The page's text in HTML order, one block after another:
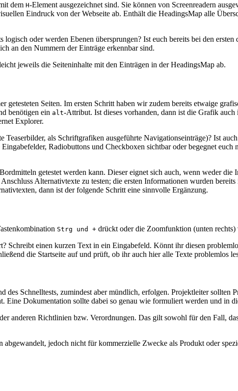
dem H-Element ausgezeichnet sind. Sie können von Screenreadern
Eindruck von der Webseite ab. Enthält die HeadingsMap alle
oder werden Ebenen übersprungen? Ist euch bereits bei den
an den Nummern der Einträge erkennbar sind.
jeweils die Seiteninhalte mit den Einträgen in der HeadingsMap ab.
Seiten. Im ersten Schritt haben wir zudem bereits etwaige
benötigen ein alt-Attribut. Ist dieses vorhanden, dann ist die Grafik
Explorer.
als Schriftgrafiken ausgeführte Navigationseinträge)? Ist
Radiobuttons und Checkboxen sichtbar oder begegnet euch
getestet werden kann. Dieser eignet sich auch, wenn weder
Alternativtexte zu testen; die ersten Informationen wurden
dann ist der folgende Schritt eine sinnvolle Ergänzung.
Strg und + drückt oder die Zoomfunktion (unten rechts)
Schreibt einen kurzen Text in ein Eingabefeld. Könnt ihr diesen
die Startseite auf und prüft, ob ihr auch hier alle Texte problemlos
Schnelltests, zumindest aber mündlich, erfolgen. Projektleiter sollten
Eine Dokumentation sollte dabei so genau wie formuliert werden und in
anderen Richtlinien bzw. Verordnungen. Das gilt sowohl für den Fall,
jedoch nicht für kommerzielle Zwecke als Produkt oder